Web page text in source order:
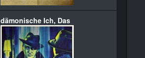
dämonische Ich, Das